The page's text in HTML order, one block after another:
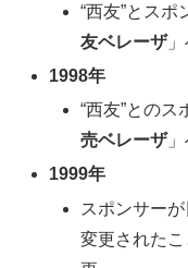
“西友”とス
友ベレーザ」
1998年
“西友”との
売ベレーザ」
1999年
スポンサー
変更されたこ